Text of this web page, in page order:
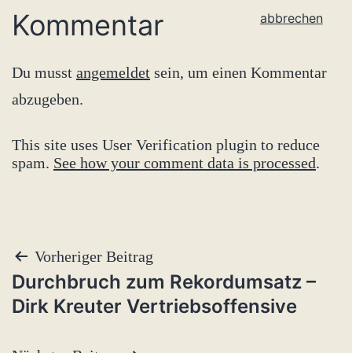
Kommentar
abbrechen
Du musst angemeldet sein, um einen Kommentar
abzugeben.
This site uses User Verification plugin to reduce
spam. See how your comment data is processed.
Beitragsnavigation
Vorheriger Beitrag
Durchbruch zum Rekordumsatz –
Dirk Kreuter Vertriebsoffensive